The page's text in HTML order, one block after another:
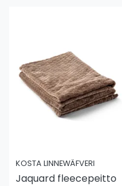
KOSTA LINNEWÄFVERI
Jaquard fleecepeitto